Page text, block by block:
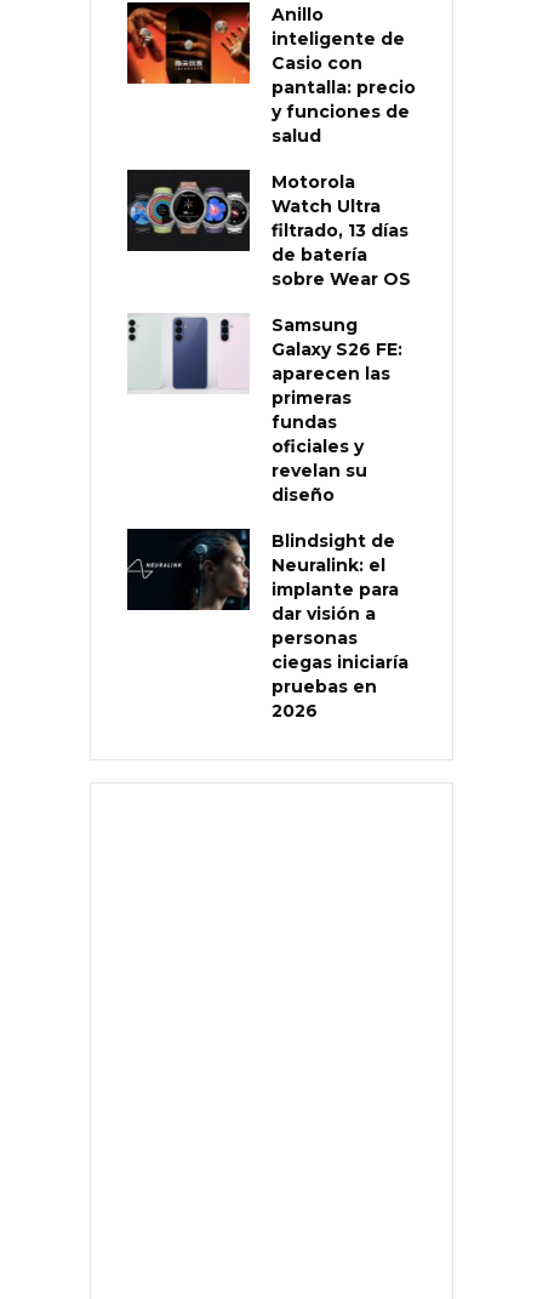
Anillo
inteligente de
Casio con
pantalla: precio
y funciones de
salud
Motorola
Watch Ultra
filtrado, 13 días
de batería
sobre Wear OS
Samsung
Galaxy S26 FE:
aparecen las
primeras
fundas
oficiales y
revelan su
diseño
Blindsight de
Neuralink: el
implante para
dar visión a
personas
ciegas iniciaría
pruebas en
2026